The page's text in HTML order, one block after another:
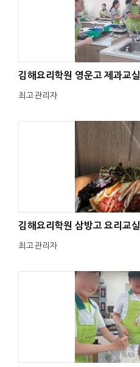
김해요리학원 영운고 제과교실
최고관리자
김해요리학원 삼방고 요리교실
최고관리자